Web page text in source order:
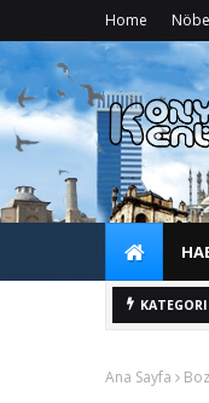
Home
Ana Sayfa